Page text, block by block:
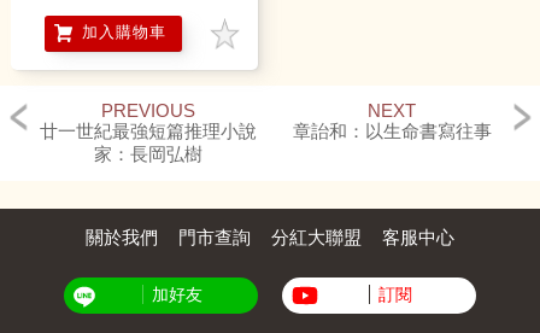
加入購物車
PREVIOUS
廿一世紀最強短篇推理小說
家：長岡弘樹
NEXT
章詒和：以生命書寫往事
關於我們 門市查詢 分紅大聯盟 客服中心
加好友 訂閱